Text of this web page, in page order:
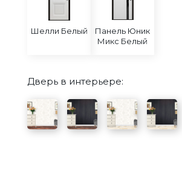
Шелли Белый
Панель Юник
Микс Белый
Дверь в интерьере: